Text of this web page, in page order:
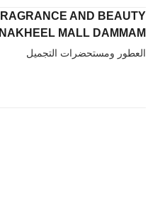
AND BEAUTY
MALL DAMMAM
العطور ومستحضرات التجميل